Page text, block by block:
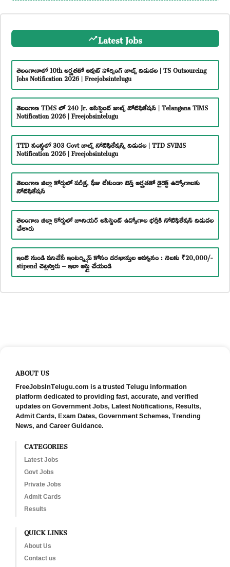
Latest Jobs
తెలంగాణాలో 10th అర్హతతో అవుట్ సోర్సింగ్ జాబ్స్ విడుదల | TS Outsourcing
Jobs Notification 2026 | Freejobsintelugu
తెలంగాణ TIMS లో 240 Jr. అసిస్టెంట్ జాబ్స్ నోటిఫికేషన్ | Telangana TIMS
Notification 2026 | Freejobsintelugu
TTD సంస్థలో 303 Govt జాబ్స్ నోటిఫికేషన్స్ విడుదల | TTD SVIMS
Notification 2026 | Freejobsintelugu
తెలంగాణ జిల్లా కోర్టులో పరీక్ష, ఫీజు లేకుండా టెన్త్ అర్హతతో డైరెక్ట్ ఉద్యోగాలకు
నోటిఫికేషన్
తెలంగాణ జిల్లా కోర్టులో జూనియర్ అసిస్టెంట్ ఉద్యోగాల భర్తీకి నోటిఫికేషన్ విడుదల
చేశారు
ఇంటి నుండి పనిచేసే ఇంటర్న్షిప్ కోసం దరఖాస్తుల ఆహ్వానం : నెలకు ₹20,000/-
stipend చెల్లిస్తారు – ఇలా అప్లై చేయండి
ABOUT US
FreeJobsInTelugu.com is a trusted Telugu information
platform dedicated to providing fast, accurate, and verified
updates on Government Jobs, Latest Notifications, Results,
Admit Cards, Exam Dates, Government Schemes, Trending
News, and Career Guidance.
CATEGORIES
Latest Jobs
Govt Jobs
Private Jobs
Admit Cards
Results
QUICK LINKS
About Us
Contact us